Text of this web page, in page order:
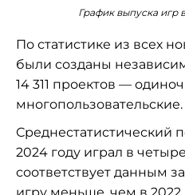
График выпуска игр
По статистике из всех
были созданы
14 311 проектов —
многопользовательские.
Среднестатистический
2024 году играл в
соответствует данным